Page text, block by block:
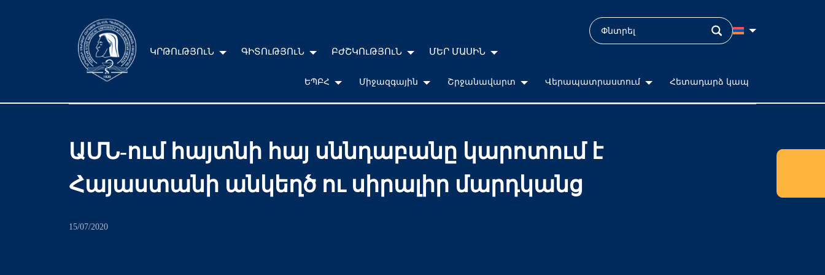
ԿՐԹՈւԹՅՈւՆ ԳԻՏՈւԹՅՈւՆ ԲԺՇԿՈւԹՅՈւՆ ՄԵՐ ՄԱՍԻՆ
ԵՊԲՀ Միջազգային Շրջանավարտ Վերապատրաստում Հետադարձ կապ
ԱՄՆ-ում հայտնի հայ սննդաբանը կարոտում է
Հայաստանի անկեղծ ու սիրալիր մարդկանց
15/07/2020